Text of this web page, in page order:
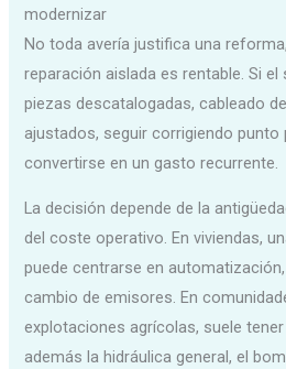
modernizar
No toda avería justifica una
reparación aislada es rentable. Si
piezas descatalogadas, cableado
ajustados, seguir corrigiendo punto
convertirse en un gasto recurrente.
La decisión depende de la
del coste operativo. En viviendas,
puede centrarse en
cambio de emisores. En
explotaciones agrícolas, suele
además la hidráulica general, el